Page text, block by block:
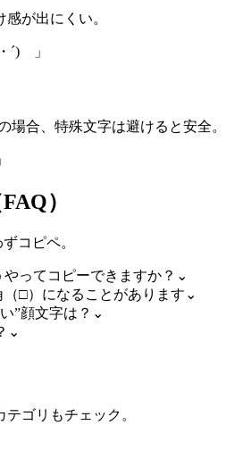
が出にくい。
ゞ」
場合、特殊文字は避けると安全。
）
コピペ。
ってコピーできますか？ ⌄
（□）になることがあります ⌄
”顔文字は？ ⌄
⌄
ゴリもチェック。